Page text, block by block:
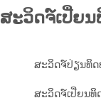
ສະວິດຈ໌ເປີ່ຍນ
ສະວິດຈ໌ປ່ຽນທິດ
ສະວິດຈ໌ເປີ່ຍນທິ